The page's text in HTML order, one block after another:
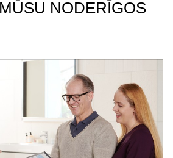
starp galvu un griestiem. Uz
attālums virs galvas 20 cm,
līdzenas grīdas modelis.
NODERĪGOS